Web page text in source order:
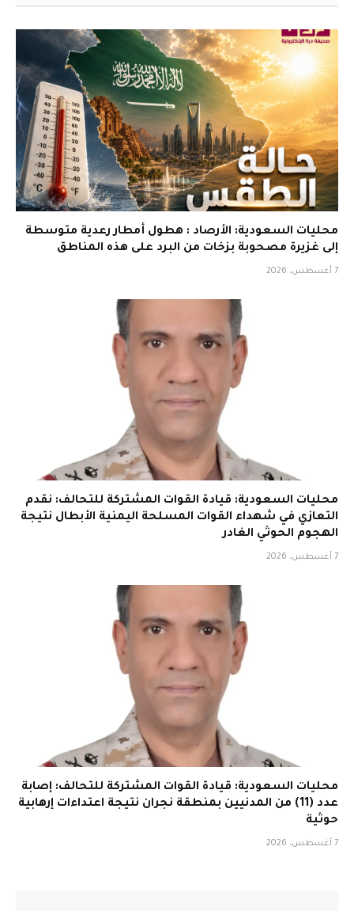
محليات السعودية: الأرصاد : هطول أمطار رعدية متوسطة
إلى غزيرة مصحوبة بزخات من البرد على هذه المناطق
7 أغسطس، 2026
محليات السعودية: قيادة القوات المشتركة للتحالف: نقدم
التعازي في شهداء القوات المسلحة اليمنية الأبطال نتيجة
الهجوم الحوثي الغادر
7 أغسطس، 2026
محليات السعودية: قيادة القوات المشتركة للتحالف: إصابة
عدد (11) من المدنيين بمنطقة نجران نتيجة اعتداءات إرهابية
حوثية
7 أغسطس، 2026